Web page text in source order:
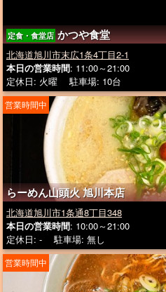
定食・食堂店 かつや食堂
北海道旭川市末広1条4丁目2-1
本日の営業時間: 11:00～21:00
定休日: 火曜 駐車場: 10台
らーめん山頭火 旭川本店
営業時間中
北海道旭川市1条通8丁目348
本日の営業時間: 10:00～21:00
定休日: - 駐車場: 無し
営業時間中